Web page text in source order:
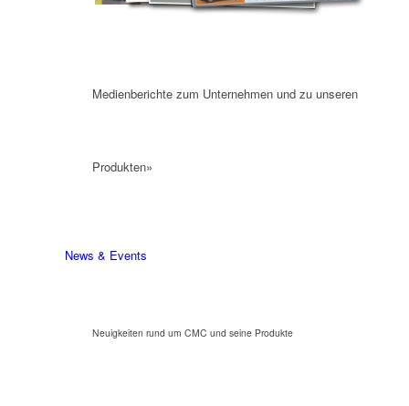
Medienberichte zum Unternehmen und zu unseren
Produkten»
News & Events
Neuigkeiten rund um CMC und seine Produkte